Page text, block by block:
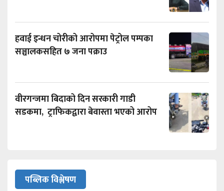
हवाई इन्धन चोरीको आरोपमा पेट्रोल पम्पका
सञ्चालकसहित ७ जना पक्राउ
वीरगन्जमा बिदाको दिन सरकारी गाडी
सडकमा, ट्राफिकद्वारा बेवास्ता भएको आरोप
पब्लिक विश्लेषण